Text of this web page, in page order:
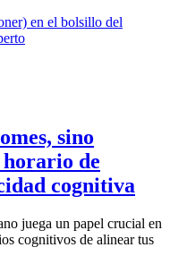
sino
de
cognitiva
juega un papel crucial en
cognitivos de alinear tus